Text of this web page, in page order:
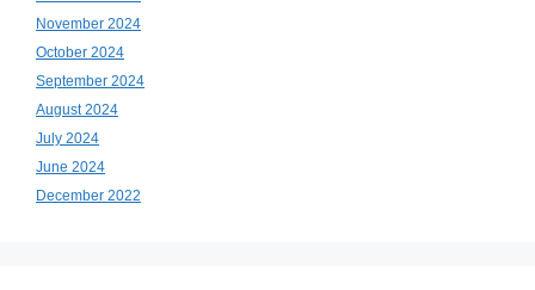
November 2024
October 2024
September 2024
August 2024
July 2024
June 2024
December 2022